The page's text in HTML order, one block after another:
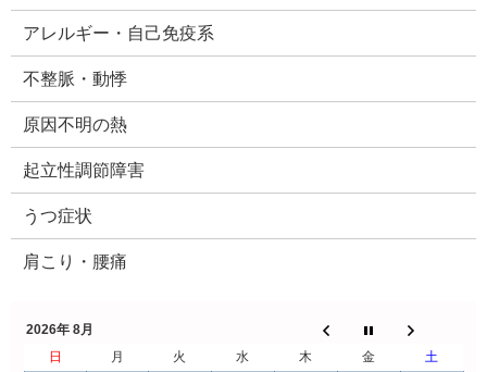
アレルギー・自己免疫系
不整脈・動悸
原因不明の熱
起立性調節障害
うつ症状
肩こり・腰痛
2026年 8月
日
月 火 水 木 金
土